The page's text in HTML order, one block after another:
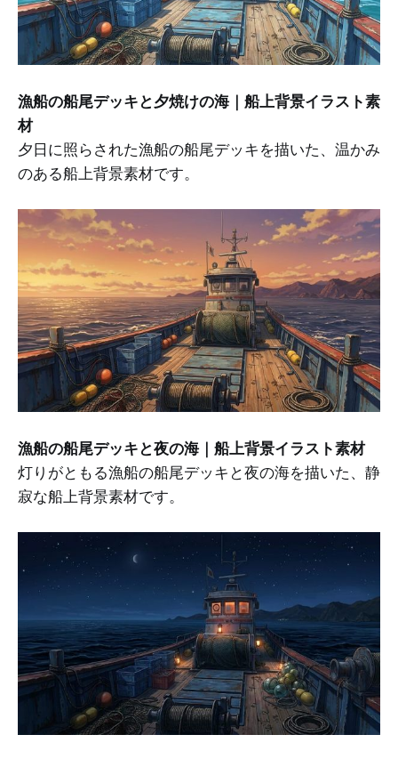
漁船の船尾デッキと夕焼けの海｜船上背景イラスト素
材
夕日に照らされた漁船の船尾デッキを描いた、温かみ
のある船上背景素材です。
漁船の船尾デッキと夜の海｜船上背景イラスト素材
灯りがともる漁船の船尾デッキと夜の海を描いた、静
寂な船上背景素材です。